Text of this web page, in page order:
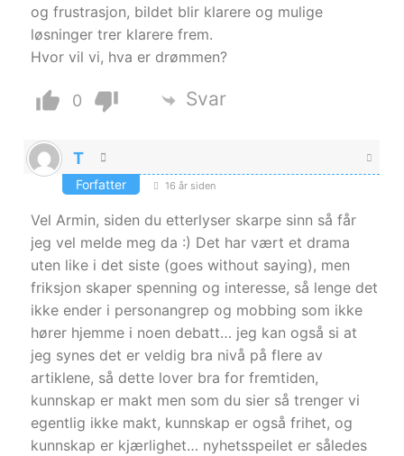
og frustrasjon, bildet blir klarere og mulige
løsninger trer klarere frem.
Hvor vil vi, hva er drømmen?
0 Svar
T
Forfatter 16 år siden
Vel Armin, siden du etterlyser skarpe sinn så får
jeg vel melde meg da :) Det har vært et drama
uten like i det siste (goes without saying), men
friksjon skaper spenning og interesse, så lenge det
ikke ender i personangrep og mobbing som ikke
hører hjemme i noen debatt… jeg kan også si at
jeg synes det er veldig bra nivå på flere av
artiklene, så dette lover bra for fremtiden,
kunnskap er makt men som du sier så trenger vi
egentlig ikke makt, kunnskap er også frihet, og
kunnskap er kjærlighet… nyhetsspeilet er således